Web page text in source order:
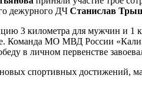
дежурного ДЧ Станислав
3 километра для мужчин и
Команда МО МВД России
в личном первенстве
спортивных достижений,